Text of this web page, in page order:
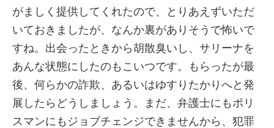
がましく提供してくれたので、とりあえずいただ
いておきましたが、なんか裏がありそうで怖いで
すね。出会ったときから胡散臭いし、サリーナを
あんな状態にしたのもこいつです。もらったが最
後、何らかの詐欺、あるいはゆすりたかりへと発
展したらどうしましょう。まだ、弁護士にもポリ
スマンにもジョブチェンジできませんから、犯罪